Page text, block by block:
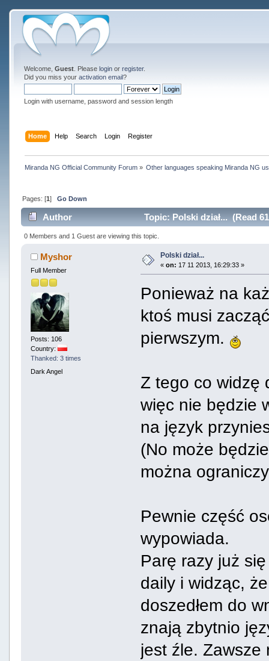
Welcome, Guest. Please loginor register.
Did you miss your activation email?
Login with username, password and session length
Home Help Search Login Register
Miranda NG Official Community Forum» Other languages speaking Miranda NG
Pages: [1] Go Down
Author Topic: Polski dział... (Read
0 Members and 1 Guest are viewing this topic.
Myshor
Full Member
Posts: 106
Country:
Thanked: 3 times
Dark Angel
Polski dział...
« on: 17 11 2013, 16:29:33 »
Ponieważ na
ktoś musi
pierwszym.
Z tego co widzę
więc nie będzie
na język
(No może
można
Pewnie część
wypowiada.
Parę razy już
daily i widząc,
doszedłem do
znają zbytnio
jest źle. Zawsze